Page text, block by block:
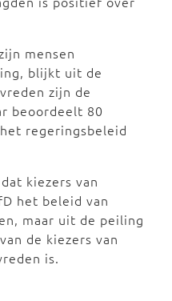
mensen
blijkt uit de
zijn de
beoordeelt 80
regeringsbeleid
kiezers van
het beleid van
maar uit de peiling
de kiezers van
is.